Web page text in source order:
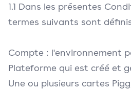
1.1 Dans les présentes
termes suivants sont
Compte : l'environnement
Plateforme qui est créé et
Une ou plusieurs cartes